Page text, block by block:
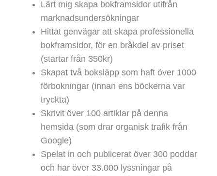
Lärt mig skapa bokframsidor utifrån
marknadsundersökningar
Hittat genvägar att skapa professionella
bokframsidor, för en bråkdel av priset
(startar från 350kr)
Skapat två boksläpp som haft över 1000
förbokningar (innan ens böckerna var
tryckta)
Skrivit över 100 artiklar på denna
hemsida (som drar organisk trafik från
Google)
Spelat in och publicerat över 300 poddar
och har över 33.000 lyssningar på